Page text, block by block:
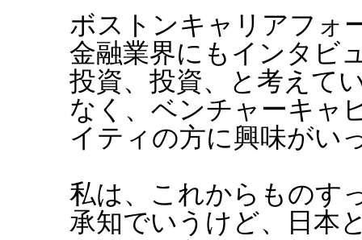
ボストンキャリアフォ
金融業界にもインタビ
投資、投資、と考えて
なく、ベンチャーキャ
イティの方に興味がい
私は、これからものす
承知でいうけど、日本